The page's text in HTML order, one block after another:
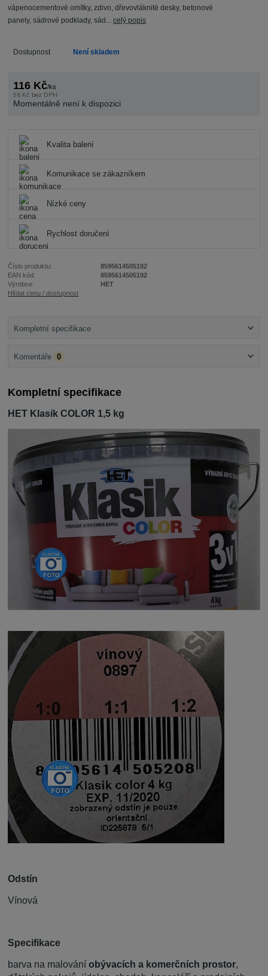
vápenocementové omítky, zdivo, dřevovláknité desky, betonové
panely, sádrové podklady, sád...celý popis
Dostupnost Není skladem
116 Kč/ks
96 Kč bez DPH
Momentálně není k dispozici
Kvalita balení
Komunikace se zákazníkem
Nízké ceny
Rychlost doručení
Číslo produktu:
8595614505192
EAN kód:
8595614505192
Výrobce:
HET
Hlídat cenu / dostupnost
Kompletní specifikace
Komentáře 0
Kompletní specifikace
HET Klasik COLOR 1,5 kg
Odstín
Vínová
Specifikace
barva na malování obývacích a komerčních prostor,